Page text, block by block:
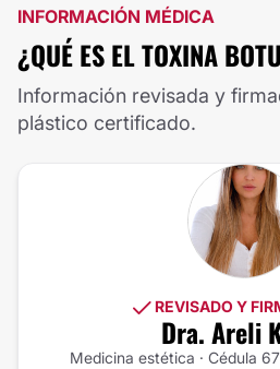
INFORMACIÓN MÉDICA
¿QUÉ ES EL TOXINA
Información revisada y
plástico certificado.
REVISADO Y
Dra. Areli
Medicina estética · Cédula